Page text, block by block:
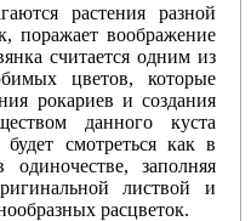
растения разной
поражает воображение
считается одним из
цветов, которые
рокариев и создания
данного куста
смотреться как в
заполняя
листвой и
расцветок.